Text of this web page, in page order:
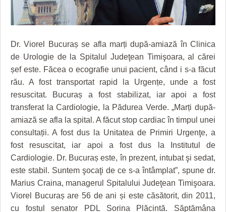
JUSTITIE
FILME DOCUMENTARE
CLIPURI VIDEO
JOCURI ONLINE
DIVERSE
FARMACII DIN TIMIŞOARA
HARTA TIMIŞOAREI
LICEE, ŞCOLI ŞI GRĂDINIŢE DIN TIMIŞ
PRIMĂRIILE DIN TIMIŞ
SFATUL MEDICULUI
Dr. Viorel Bucuraș se afla marți după-amiază în Clinica
de Urologie de la Spitalul Judeţean Timişoara, al cărei
șef este. Făcea o ecografie unui pacient, când i s-a făcut
rău. A fost transportat rapid la Urgențe, unde a fost
resuscitat. Bucuraș a fost stabilizat, iar apoi a fost
transferat la Cardiologie, la Pădurea Verde. „Marți după-
amiază se afla la spital. A făcut stop cardiac în timpul unei
consultații. A fost dus la Unitatea de Primiri Urgenţe, a
fost resuscitat, iar apoi a fost dus la Institutul de
Cardiologie. Dr. Bucuraș este, în prezent, intubat şi sedat,
este stabil. Suntem şocaţi de ce s-a întâmplat”, spune dr.
Marius Craina, managerul Spitalului Judeţean Timişoara.
Viorel Bucuraș are 56 de ani și este căsătorit, din 2011,
cu fostul senator PDL Sorina Plăcintă. Săptămâna